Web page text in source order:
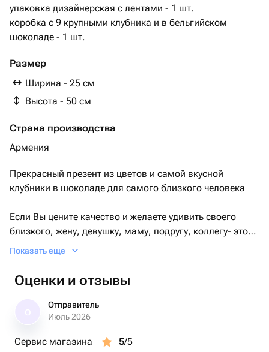
упаковка дизайнерская с лентами - 1 шт.
коробка с 9 крупными клубника и в бельгийском
шоколаде - 1 шт.
Размер
Ширина - 25 см
Высота - 50 см
Страна производства
Армения
Прекрасный презент из цветов и самой вкусной
клубники в шоколаде для самого близкого человека
Если Вы цените качество и желаете удивить своего
близкого, жену, девушку, маму, подругу, коллегу- этот
букет идеальный вариант для любого торжества: День
приятного сюрприза без повода, любимой девушке,
маме, бабушке, друзьям 😊
Показать еще
Оценки и отзывы
Отправитель
Июль 2026
Сервис магазина 5/5